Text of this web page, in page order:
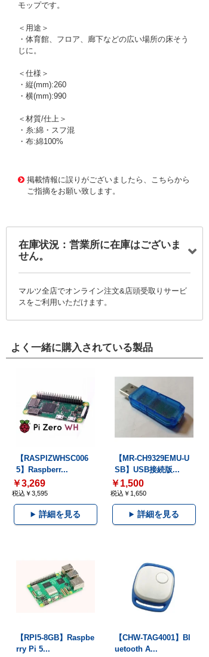
モップです。
＜用途＞
・体育館、フロア、廊下などの広い場所の床そう
じに。
＜仕様＞
・縦(mm):260
・横(mm):990
＜材質/仕上＞
・糸:綿・スフ混
・布:綿100%
掲載情報に誤りがございましたら、こちらから
ご指摘をお願い致します。
在庫状況：営業所に在庫はございま
せん。
マルツ全店でオンライン注文&店頭受取りサービ
スをご利用いただけます。
よく一緒に購入されている製品
【RASPIZWHSC006
5】Raspberr...
￥3,269
税込￥3,595
詳細を見る
【MR-CH9329EMU-U
SB】USB接続版...
￥1,500
税込￥1,650
詳細を見る
【RPI5-8GB】Raspbe
rry Pi 5...
【CHW-TAG4001】Bl
uetooth A...